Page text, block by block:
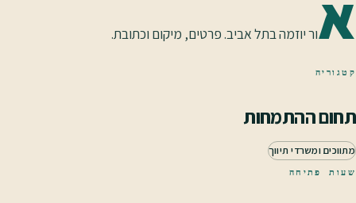
אור יוזמה בתל אביב. פרטים, מיקום וכתובת.
קטגוריה
תחום ההתמחות
מתווכים ומשרדי תיווך
שעות פתיחה